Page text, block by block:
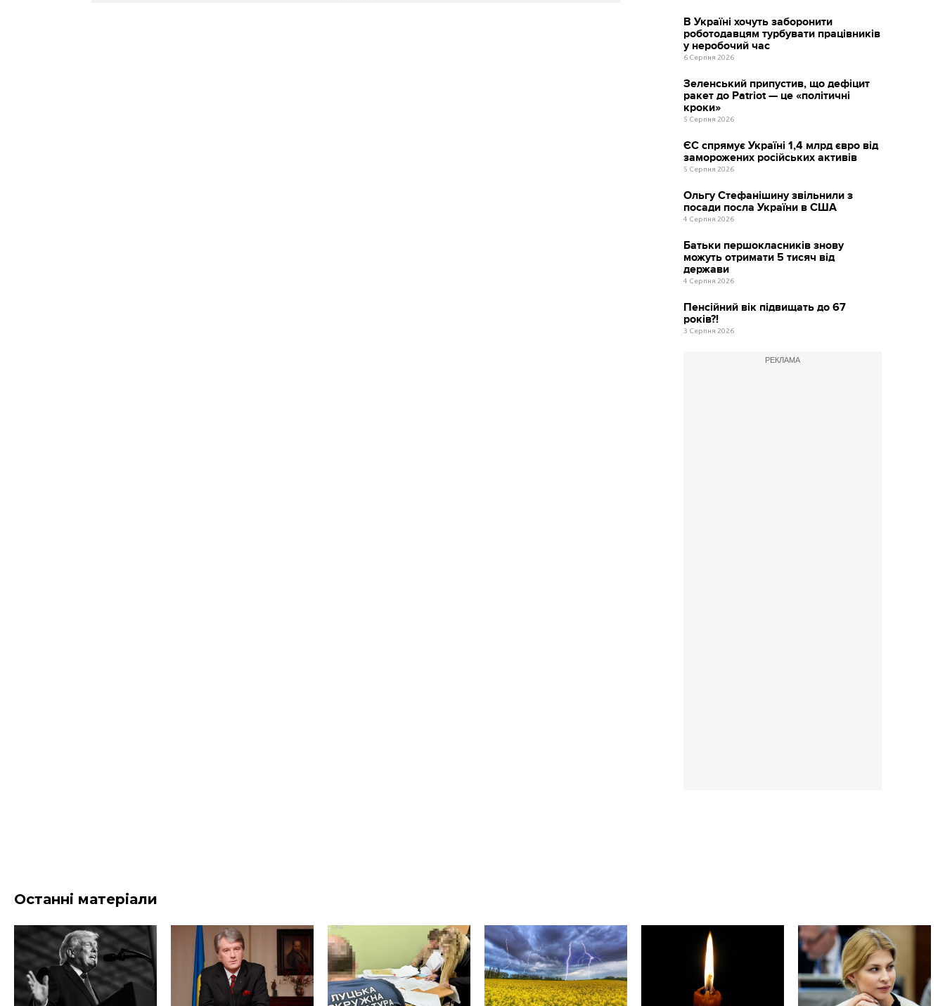
В Україні хочуть заборонити
роботодавцям турбувати працівників
у неробочий час
6 Серпня 2026
Зеленський припустив, що дефіцит
ракет до Patriot — це «політичні
кроки»
5 Серпня 2026
ЄС спрямує Україні 1,4 млрд євро від
заморожених російських активів
5 Серпня 2026
Ольгу Стефанішину звільнили з
посади посла України в США
4 Серпня 2026
Батьки першокласників знову
можуть отримати 5 тисяч від
держави
4 Серпня 2026
Пенсійний вік підвищать до 67
років?!
3 Серпня 2026
РЕКЛАМА
Останні матеріали